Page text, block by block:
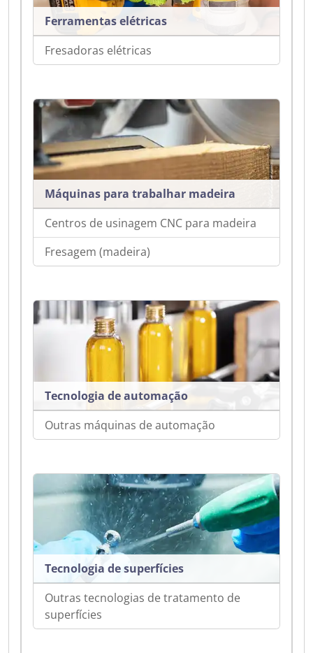
Ferramentas elétricas
Fresadoras elétricas
Máquinas para trabalhar madeira
Centros de usinagem CNC para madeira
Fresagem (madeira)
Tecnologia de automação
Outras máquinas de automação
Tecnologia de superfícies
Outras tecnologias de tratamento de
superfícies